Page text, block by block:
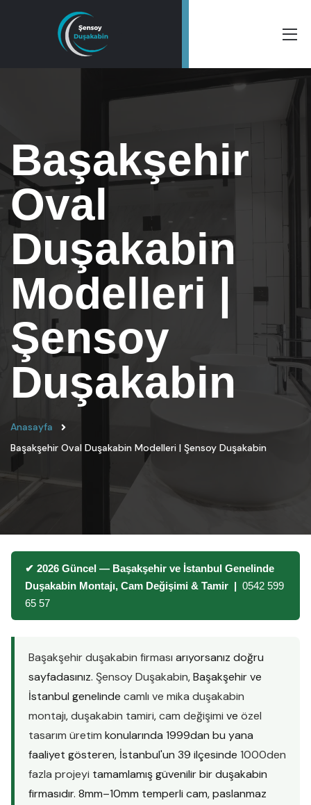
Başakşehir
Oval
Duşakabin
Modelleri |
Şensoy
Duşakabin
Anasayfa
Başakşehir Oval Duşakabin Modelleri | Şensoy Duşakabin
✔ 2026 Güncel — Başakşehir ve İstanbul Genelinde
Duşakabin Montajı, Cam Değişimi & Tamir | 0542 599
65 57
Başakşehir duşakabin firması arıyorsanız doğru
sayfadasınız. Şensoy Duşakabin, Başakşehir ve
İstanbul genelinde camlı ve mika duşakabin
montajı,duşakabin tamiri,cam değişimi ve özel
tasarım üretim konularında 1999dan bu yana
faaliyet gösteren, İstanbul'un 39 ilçesinde 1000den
fazla projeyi tamamlamış güvenilir bir duşakabin
firmasıdır. 8mm–10mm temperli cam, paslanmaz